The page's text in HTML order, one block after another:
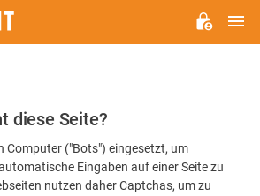
diese Seite?
Computer ("Bots") eingesetzt, um
Eingaben auf einer Seite zu
nutzen daher Captchas, um zu